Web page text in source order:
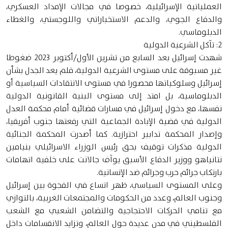
العملياتية الإسرائيلية، خصوصا في مجالات الإمداد العسكري،
والدفاع الجوي، والدعم الاستخباراتي واللوجستي، والغطاء
الدبلوماسي.
2: تآكل الشرعية الدولية
شهدت إسرائيل بعد السابع من تشرين الأول/أكتوبر 2023 ضغوطا
غير مسبوقة على مستوى الشرعية الدولية، فلم يعد الجدل بشأن
إسرائيل وسلوكياتها محصورا في مستوى الانتقادات السياسية أو
الدبلوماسية، بل امتد إلى مستوى البنية القانونية الدولية
نفسها، مع دخول إسرائيل في مسارات قضائية أمام محكمة العدل
الدولية في قضية الإبادة الجماعية التي رفعتها جنوب أفريقيا،
وإصدار المحكمة تدابير احترازية. كما أصدرت المحكمة الجنائية
الدولية مذكرات توقيف بحق رئيس الوزراء الاسرائيلي بنيامين
نتانياهو ووزير الدفاع الأسبق يوآف جالانت على خلفية اتهامات
بارتكاب جرائم حرب وجرائم ضد الإنسانية.
وعلى المستوى السياسي، ظهر اتساع في الفجوة بين إسرائيل
وجنوب العالم، وعدد من الحكومات والمجتمعات الغربية، بالتوازي
مع تنامي الحركات الاحتجاجية والتضامن الشعبي مع الشعب
الفلسطيني في مدن عديدة حول العالم، وتزايد الانقسامات داخل